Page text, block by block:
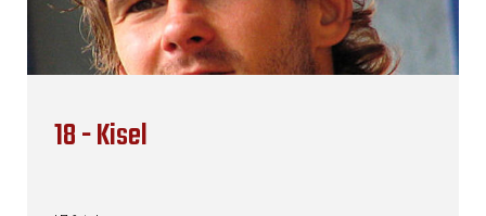
18 - Kisel